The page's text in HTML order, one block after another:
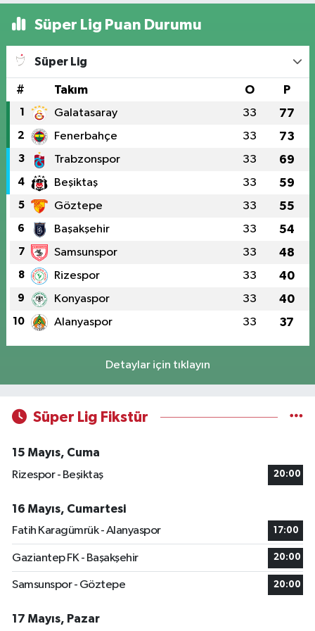
Süper Lig Puan Durumu
Süper Lig
# Takım O P
1 Galatasaray 33 77
2 Fenerbahçe 33 73
3 Trabzonspor 33 69
4 Beşiktaş 33 59
5 Göztepe 33 55
6 Başakşehir 33 54
7 Samsunspor 33 48
8 Rizespor 33 40
9 Konyaspor 33 40
10 Alanyaspor 33 37
Detaylar için tıklayın
Süper Lig Fikstür
15 Mayıs, Cuma
Rizespor - Beşiktaş
20:00
16 Mayıs, Cumartesi
Fatih Karagümrük - Alanyaspor
17:00
Gaziantep FK - Başakşehir 20:00
Samsunspor - Göztepe 20:00
17 Mayıs, Pazar